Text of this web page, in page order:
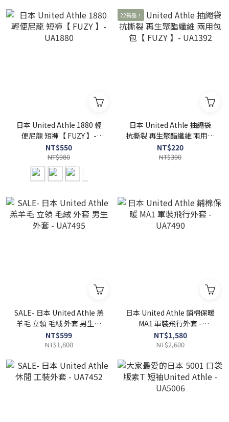
日本 United Athle 1880 輕
便尼龍 短褲【 FUZY 】-
UA1880
NT$550
NT$980
22新品！
日本 United Athle 抽繩袋
抗撕裂 再生聚酯纖維 兩用包
包【 FUZY 】- UA1392
NT$220
NT$390
SALE- 日本 United Athle 羔
羊毛 立領 毛絨 外套 男生外
套 - UA7495
NT$599
NT$1,800
日本 United Athle 鋪棉保暖
MA1 軍裝飛行外套 -
UA7490
NT$1,580
NT$2,600